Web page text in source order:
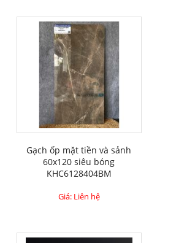
Gạch ốp mặt tiền và sảnh
60x120 siêu bóng
KHC6128404BM
Giá: Liên hệ